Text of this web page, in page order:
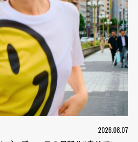
2026.08.07